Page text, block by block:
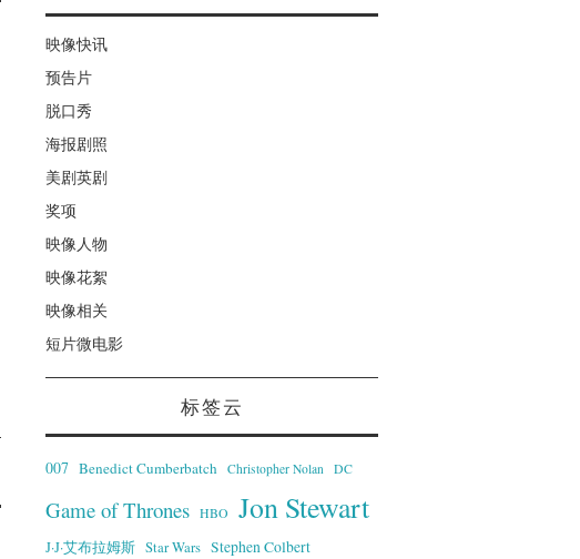
映像快讯
预告片
脱口秀
海报剧照
美剧英剧
奖项
映像人物
映像花絮
映像相关
短片微电影
标签云
007 Benedict Cumberbatch Christopher Nolan DC
Game of Thrones HBO Jon Stewart
J·J·艾布拉姆斯 Star Wars Stephen Colbert